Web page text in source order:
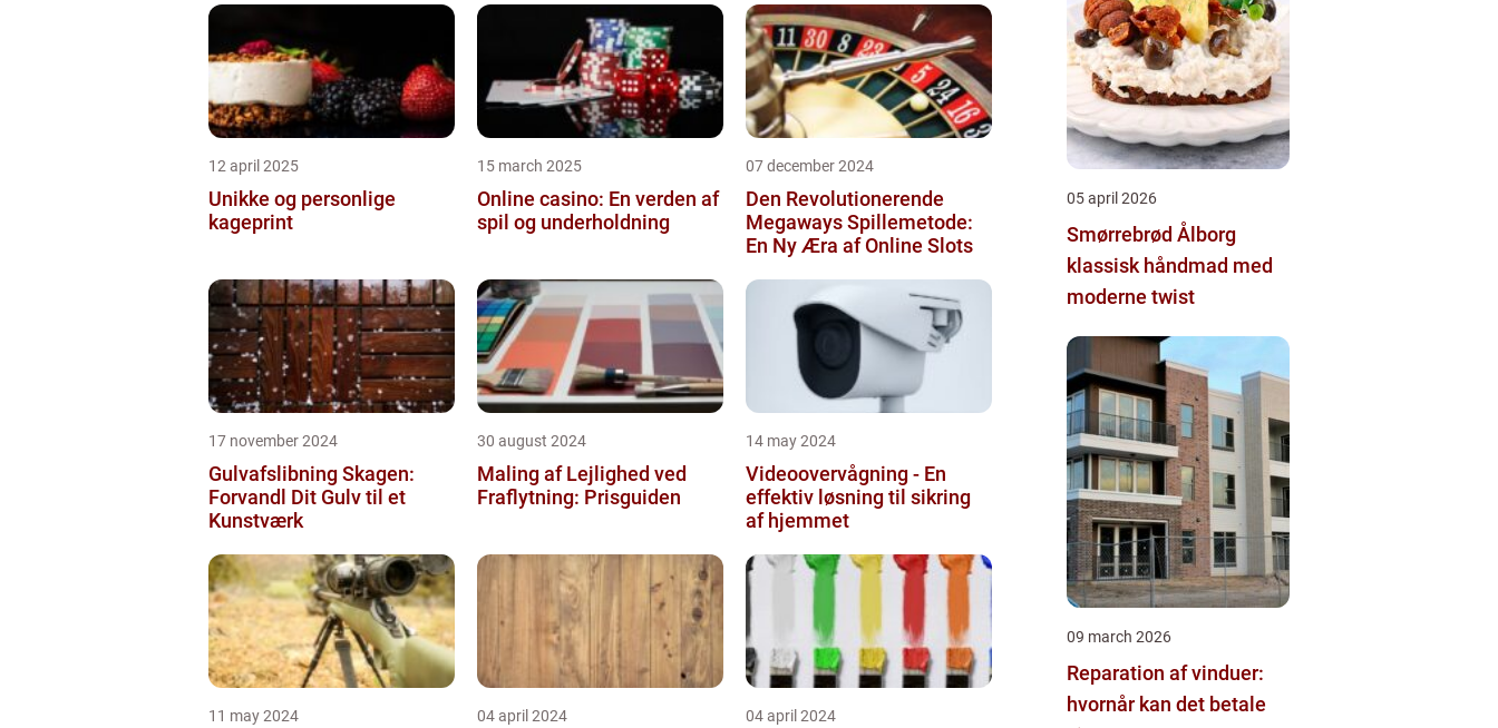
12 april 2025
Unikke og personlige
kageprint
15 march 2025
Online casino: En verden af
spil og underholdning
07 december 2024
Den Revolutionerende
Megaways Spillemetode:
En Ny Æra af Online Slots
17 november 2024
Gulvafslibning Skagen:
Forvandl Dit Gulv til et
Kunstværk
30 august 2024
Maling af Lejlighed ved
Fraflytning: Prisguiden
14 may 2024
Videoovervågning - En
effektiv løsning til sikring
af hjemmet
11 may 2024 04 april 2024 04 april 2024
05 april 2026
Smørrebrød Ålborg
klassisk håndmad med
moderne twist
09 march 2026
Reparation af vinduer:
hvornår kan det betale